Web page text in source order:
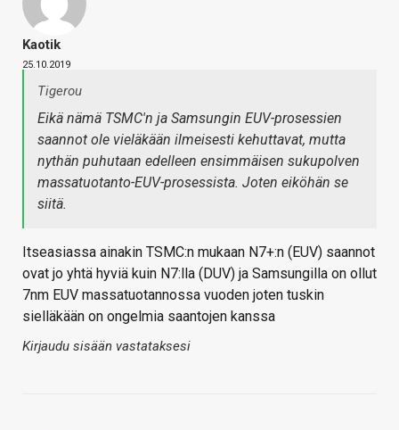
Kaotik
25.10.2019
Tigerou
Eikä nämä TSMC'n ja Samsungin EUV-prosessien
saannot ole vieläkään ilmeisesti kehuttavat, mutta
nythän puhutaan edelleen ensimmäisen sukupolven
massatuotanto-EUV-prosessista. Joten eiköhän se
siitä.
Itseasiassa ainakin TSMC:n mukaan N7+:n (EUV) saannot
ovat jo yhtä hyviä kuin N7:lla (DUV) ja Samsungilla on ollut
7nm EUV massatuotannossa vuoden joten tuskin
sielläkään on ongelmia saantojen kanssa
Kirjaudu sisään vastataksesi